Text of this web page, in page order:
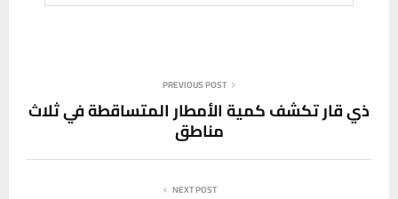
PREVIOUS POST
ذي قار تكشف كمية الأمطار المتساقطة في ثلاث
مناطق
NEXT POST